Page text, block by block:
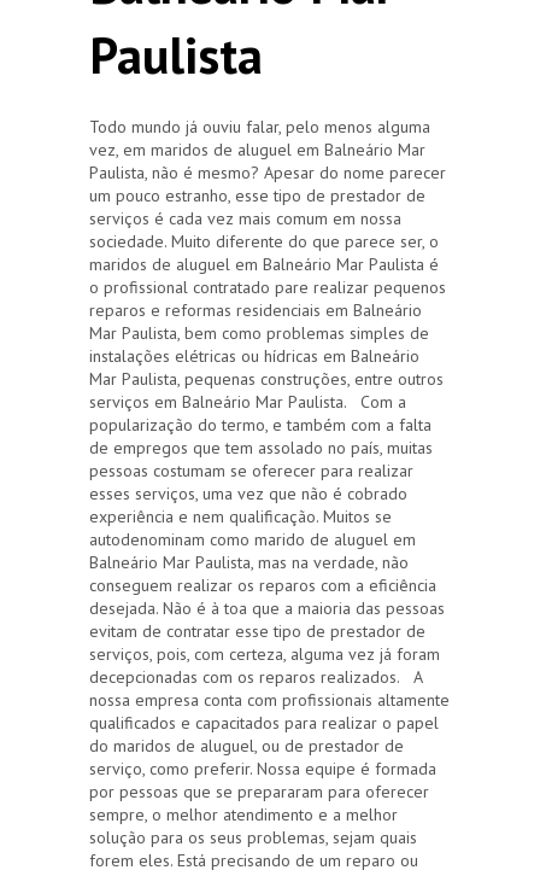
Paulista
Todo mundo já ouviu falar, pelo menos alguma
vez, em maridos de aluguel em Balneário Mar
Paulista, não é mesmo? Apesar do nome parecer
um pouco estranho, esse tipo de prestador de
serviços é cada vez mais comum em nossa
sociedade. Muito diferente do que parece ser, o
maridos de aluguel em Balneário Mar Paulista é
o profissional contratado pare realizar pequenos
reparos e reformas residenciais em Balneário
Mar Paulista, bem como problemas simples de
instalações elétricas ou hídricas em Balneário
Mar Paulista, pequenas construções, entre outros
serviços em Balneário Mar Paulista. Com a
popularização do termo, e também com a falta
de empregos que tem assolado no país, muitas
pessoas costumam se oferecer para realizar
esses serviços, uma vez que não é cobrado
experiência e nem qualificação. Muitos se
autodenominam como marido de aluguel em
Balneário Mar Paulista, mas na verdade, não
conseguem realizar os reparos com a eficiência
desejada. Não é à toa que a maioria das pessoas
evitam de contratar esse tipo de prestador de
serviços, pois, com certeza, alguma vez já foram
decepcionadas com os reparos realizados. A
nossa empresa conta com profissionais altamente
qualificados e capacitados para realizar o papel
do maridos de aluguel, ou de prestador de
serviço, como preferir. Nossa equipe é formada
por pessoas que se prepararam para oferecer
sempre, o melhor atendimento e a melhor
solução para os seus problemas, sejam quais
forem eles. Está precisando de um reparo ou